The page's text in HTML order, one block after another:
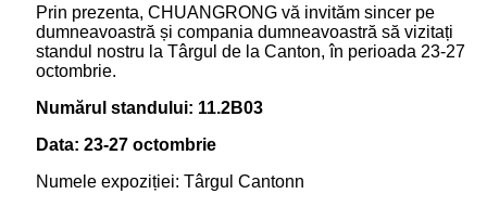
Prin prezenta, CHUANGRONG vă invităm sincer pe
dumneavoastră și compania dumneavoastră să vizitați
standul nostru la Târgul de la Canton, în perioada 23-27
octombrie.
Numărul standului: 11.2B03
Data: 23-27 octombrie
Numele expoziției: Târgul Cantonn